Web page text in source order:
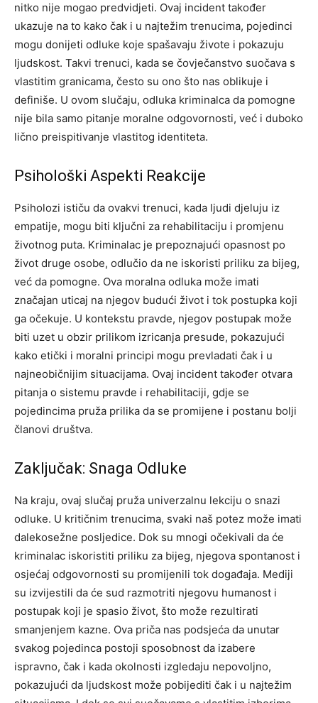
nitko nije mogao predvidjeti. Ovaj incident također
ukazuje na to kako čak i u najtežim trenucima, pojedinci
mogu donijeti odluke koje spašavaju živote i pokazuju
ljudskost. Takvi trenuci, kada se čovječanstvo suočava s
vlastitim granicama, često su ono što nas oblikuje i
definiše. U ovom slučaju, odluka kriminalca da pomogne
nije bila samo pitanje moralne odgovornosti, već i duboko
lično preispitivanje vlastitog identiteta.
Psihološki Aspekti Reakcije
Psiholozi ističu da ovakvi trenuci, kada ljudi djeluju iz
empatije, mogu biti ključni za rehabilitaciju i promjenu
životnog puta. Kriminalac je prepoznajući opasnost po
život druge osobe, odlučio da ne iskoristi priliku za bijeg,
već da pomogne. Ova moralna odluka može imati
značajan uticaj na njegov budući život i tok postupka koji
ga očekuje. U kontekstu pravde, njegov postupak može
biti uzet u obzir prilikom izricanja presude, pokazujući
kako etički i moralni principi mogu prevladati čak i u
najneobičnijim situacijama. Ovaj incident također otvara
pitanja o sistemu pravde i rehabilitaciji, gdje se
pojedincima pruža prilika da se promijene i postanu bolji
članovi društva.
Zaključak: Snaga Odluke
Na kraju, ovaj slučaj pruža univerzalnu lekciju o snazi
odluke. U kritičnim trenucima, svaki naš potez može imati
dalekosežne posljedice. Dok su mnogi očekivali da će
kriminalac iskoristiti priliku za bijeg, njegova spontanost i
osjećaj odgovornosti su promijenili tok događaja. Mediji
su izvijestili da će sud razmotriti njegovu humanost i
postupak koji je spasio život, što može rezultirati
smanjenjem kazne. Ova priča nas podsjeća da unutar
svakog pojedinca postoji sposobnost da izabere
ispravno, čak i kada okolnosti izgledaju nepovoljno,
pokazujući da ljudskost može pobijediti čak i u najtežim